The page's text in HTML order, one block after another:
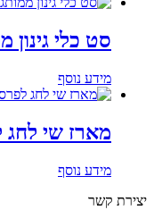
סט כלי גינון
מידע נוסף
מארז שי
מידע נוסף
יצירת קשר